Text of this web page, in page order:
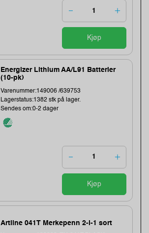
Kjøp
Energizer Lithium AA/L91 Batterier
(10-pk)
Varenummer:149006 /639753
Lagerstatus:1382 stk på lager.
Sendes om:0-2 dager
Kjøp
Artline 041T Merkepenn 2-i-1 sort